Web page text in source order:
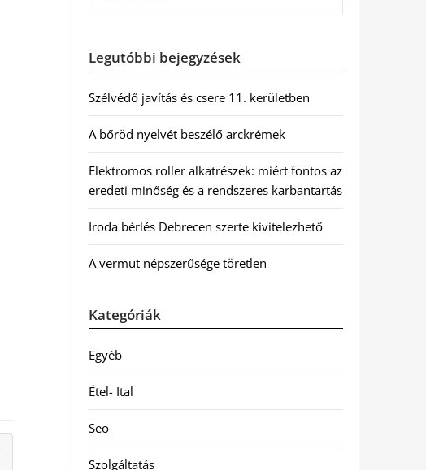
Legutóbbi bejegyzések
Szélvédő javítás és csere 11. kerületben
A bőröd nyelvét beszélő arckrémek
Elektromos roller alkatrészek: miért fontos az
eredeti minőség és a rendszeres karbantartás
Iroda bérlés Debrecen szerte kivitelezhető
A vermut népszerűsége töretlen
Kategóriák
Egyéb
Étel- Ital
Seo
Szolgáltatás